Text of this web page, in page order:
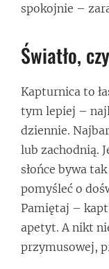
spokojnie –
Światło,
Kapturnica to
tym lepiej –
dziennie.
lub zachodnią.
słońce bywa
pomyśleć o
Pamiętaj –
apetyt. A nikt
przymusowej,